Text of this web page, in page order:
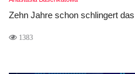
Zehn Jahre schon schlingert
1383